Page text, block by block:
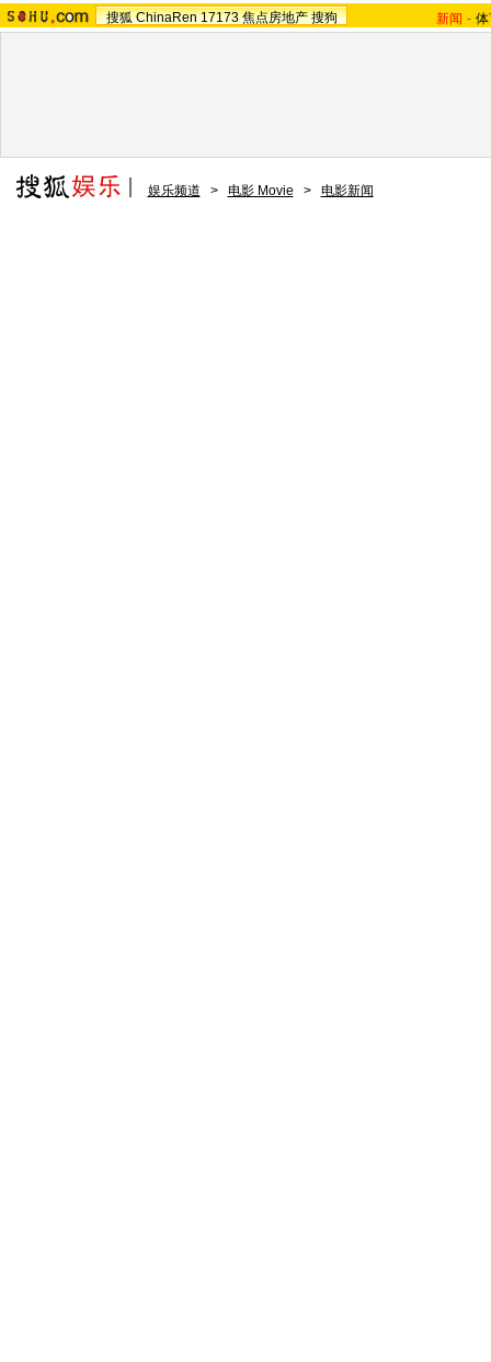
搜狐 ChinaRen 17173 焦点房地产 搜狗 新闻 -
娱乐频道 > 电影 Movie > 电影新闻